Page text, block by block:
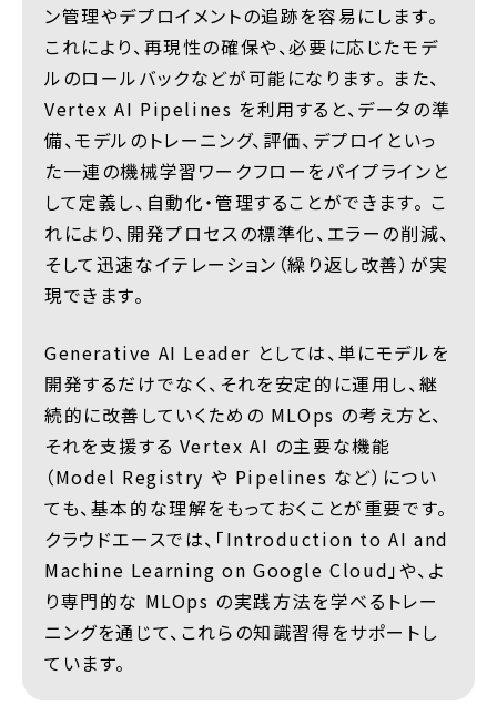
ン管理やデプロイメントの追跡を容易にします。
これにより、再現性の確保や、必要に応じたモデ
ルのロールバックなどが可能になります。 また、
Vertex AI Pipelines を利用すると、データの準
備、モデルのトレーニング、評価、デプロイといっ
た一連の機械学習ワークフローをパイプラインと
して定義し、自動化・管理することができます。 こ
れにより、開発プロセスの標準化、エラーの削減、
そして迅速なイテレーション（繰り返し改善）が実
現できます。
Generative AI Leader としては、単にモデルを
開発するだけでなく、それを安定的に運用し、継
続的に改善していくための MLOps の考え方と、
それを支援する Vertex AI の主要な機能
（Model Registry や Pipelines など）につい
ても、基本的な理解をもっておくことが重要です。
クラウドエースでは、「Introduction to AI and
Machine Learning on Google Cloud」や、よ
り専門的な MLOps の実践方法を学べるトレー
ニングを通じて、これらの知識習得をサポートし
ています。